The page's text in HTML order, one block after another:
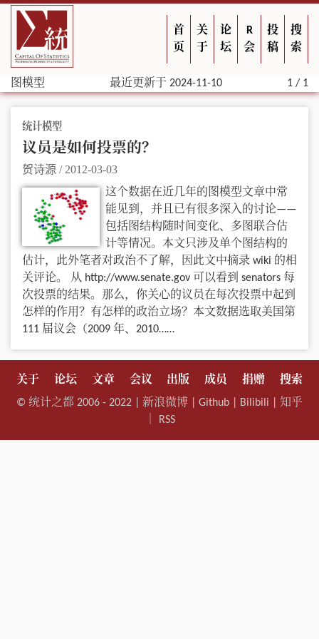
首
页
关
于
论
坛
R
会
投
稿
搜
索
图模型 最近更新于 2024-11-10 1 / 1
统计模型
议员是如何投票的？
贺诗源 / 2012-03-03
这个数据在近几年的图模型文章中常
能见到，并且已有很多深入的讨论——
包括图结构随时间变化、多图联合估
计等情况。本文只涉及单个图结构的
估计，此外笔者对政治不了解，因此文中摘录 wiki 的相
关评论。 从 http://www.senate.gov 可以看到 senators 每
次投票的结果。那么，你关心的议员在每次投票中起到
怎样的作用？有怎样的政治立场？本文数据选取美国第
111 届议会（2009 年、2010……
关于 论坛 文章 会议 出版 成员 捐赠
搜索
© 统计之都 2006 - 2022 | 新浪微博 Github Bilibili
知乎
RSS